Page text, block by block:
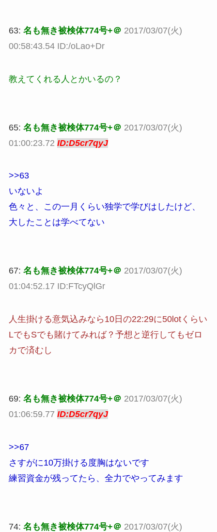
63: 名も無き被検体774号+＠ 2017/03/07(火)
00:58:43.54 ID:/oLao+Dr
教えてくれる人とかいるの？
65: 名も無き被検体774号+＠ 2017/03/07(火)
01:00:23.72 ID:D5cr7qyJ
>>63
いないよ
色々と、この一月くらい独学で学びはしたけど、
大したことは学べてない
67: 名も無き被検体774号+＠ 2017/03/07(火)
01:04:52.17 ID:FTcyQlGr
人生掛ける意気込みなら10日の22:29に50lotくらい
LでもSでも賭けてみれば？予想と逆行してもゼロ
カで済むし
69: 名も無き被検体774号+＠ 2017/03/07(火)
01:06:59.77 ID:D5cr7qyJ
>>67
さすがに10万掛ける度胸はないです
練習資金が残ってたら、全力でやってみます
74: 名も無き被検体774号+＠ 2017/03/07(火)